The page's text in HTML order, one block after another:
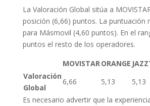
La Valoración Global sitúa a
posición (6,66) puntos. La puntuación
para Másmovil (4,60 puntos). En el
puntos el resto de los operadores.
MOVISTARORANGE
Valoración
Global
6,66 5,13 5,13
Es necesario advertir que la